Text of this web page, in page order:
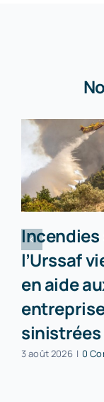
Incendies
l’Urssaf
en aide
sinistrées
3 août 2026 | 0